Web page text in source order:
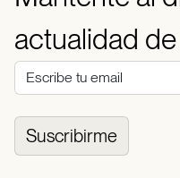
actualidad
Suscribirme